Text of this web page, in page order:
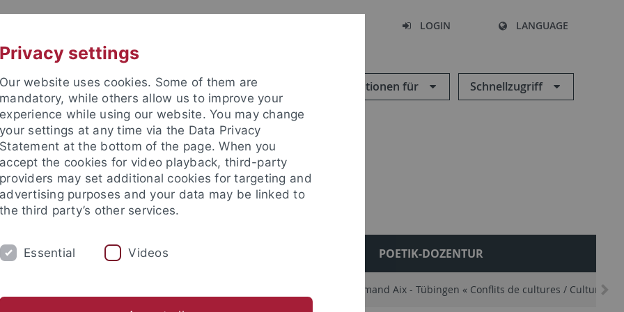
LOGIN LANGUAGE
Informationen für Schnellzugriff
FORSCHUNG LEHRE POETIK-DOZENTUR
"Kulturkonflikte / Konfliktkulturen" Collège doctoral franco-allemand Aix - Tübingen « Conflits de cultures / Cultures
Privacy settings
Our website uses cookies. Some of them are
mandatory, while others allow us to improve your
experience while using our website. You may change
your settings at any time via the Data Privacy
Statement at the bottom of the page. When you
accept the cookies for video playback, third-party
providers may set additional cookies for targeting and
advertising purposes and your data may be linked to
the third party’s other services.
Essential Videos